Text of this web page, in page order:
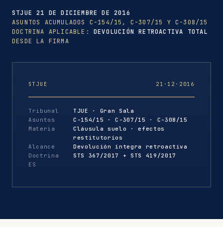
STJUE 21 DE DICIEMBRE DE 2016
ASUNTOS ACUMULADOS C-154/15, C-307/15 Y C-308/15
DOCTRINA APLICABLE: DEVOLUCIÓN RETROACTIVA TOTAL
DESDE LA FIRMA
STJUE 21·12·2016
Tribunal
TJUE · Gran Sala
Asuntos
C-154/15 · C-307/15 · C-308/15
Materia
Cláusula suelo · efectos
restitutorios
Alcance
Devolución íntegra retroactiva
Doctrina
ES
STS 367/2017 + STS 419/2017